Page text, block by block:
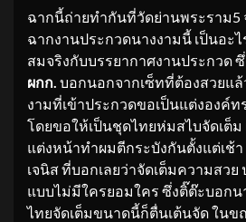
ฉากนี้ถ่ายทำกันที่วัดย่านพระราม5
ฉากงานประกวดนางงามนี้ เป็นอะ
สมจริงกับบรรยากาศงานประกวด ซึ่
ผกก. บอกนอกจากเซ็ทที่ต้องสวยแล้
งามที่เข้าประกวดขอเป็นแต่งองค์ท
โดยขอให้เป็นชุดไทยห่มสไบจัดเต็ม
แต่งหน้าทำผมตีกระบังกันตั้งแต่เช้า
เจนิส ที่บอกเลยว่าจัดเต็มความสวย
แบบไม่มีใครยอมใคร ซึ่งติ๊ต๊ะบอกน
ไทยจัดเต็มขนาดนี้ก็ตื่นเต้นจัด ใน